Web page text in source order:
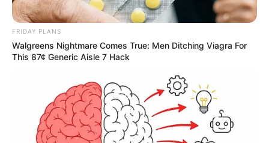
FRIDAY PLANS
Walgreens Nightmare Comes True: Men Ditching Viagra For
This 87¢ Generic Aisle 7 Hack